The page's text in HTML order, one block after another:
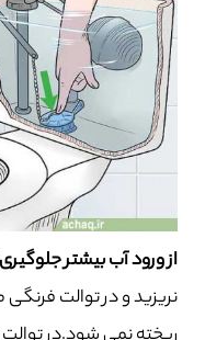
از ورود آب بیشتر
نریزید و در توالت